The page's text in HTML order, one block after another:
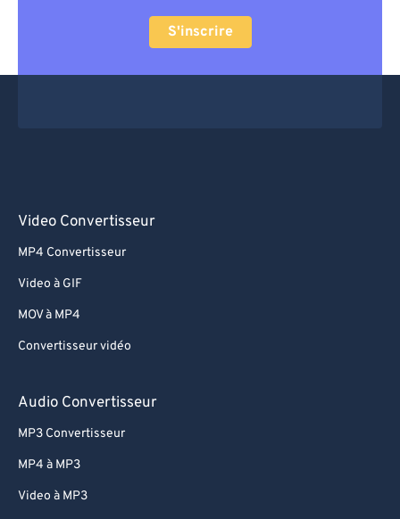
S'inscrire
Video Convertisseur
MP4 Convertisseur
Video à GIF
MOV à MP4
Convertisseur vidéo
Audio Convertisseur
MP3 Convertisseur
MP4 à MP3
Video à MP3